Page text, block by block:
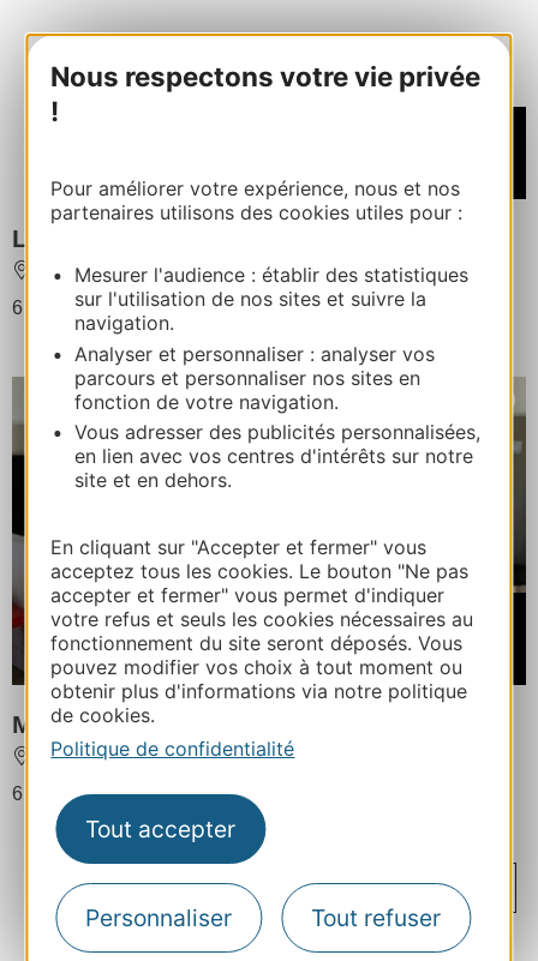
Nous respectons votre vie privée
!
Pour améliorer votre expérience, nous et nos
partenaires utilisons des cookies utiles pour :
Mesurer l'audience : établir des statistiques
sur l'utilisation de nos sites et suivre la
navigation.
Analyser et personnaliser : analyser vos
parcours et personnaliser nos sites en
fonction de votre navigation.
Vous adresser des publicités personnalisées,
en lien avec vos centres d'intérêts sur notre
site et en dehors.
En cliquant sur "Accepter et fermer" vous
acceptez tous les cookies. Le bouton "Ne pas
accepter et fermer" vous permet d'indiquer
votre refus et seuls les cookies nécessaires au
fonctionnement du site seront déposés. Vous
pouvez modifier vos choix à tout moment ou
obtenir plus d'informations via notre politique
de cookies.
Politique de confidentialité
Tout accepter
Personnaliser Tout refuser
La Dunette
AGDE
6 personnes au maximum
À partir de
375€
/ Semaine
M. GINESTE Jean
PORTIRAGNES
6 personnes au maximum
‹ 1 14 31 48
66 ›